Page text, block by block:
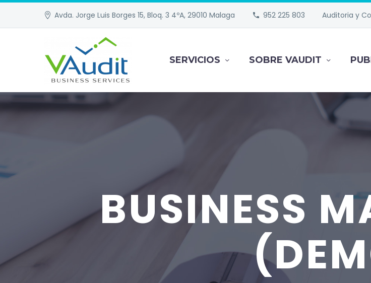
Avda. Jorge Luis Borges 15, Bloq. 3 4ºA, 29010 Malaga 952 225 803 Auditoria y
SERVICIOS SOBRE VAUDIT
BUSINESS